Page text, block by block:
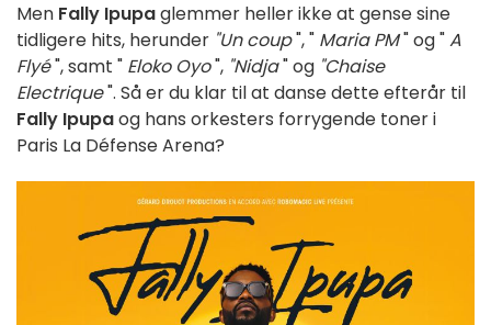
Men Fally Ipupaglemmer heller ikke at gense sine
tidligere hits, herunder "Un coup", " Maria PM" og "A
Flyé", samt " Eloko Oyo", "Nidja" og "Chaise
Electrique". Så er du klar til at danse dette efterår til
Fally Ipupaog hans orkesters forrygende toner i
Paris La Défense Arena?